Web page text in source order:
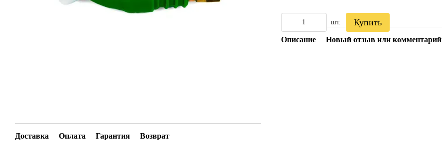
Доставка Оплата Гарантия Возврат
шт. Купить
Описание Новый отзыв или комментарий